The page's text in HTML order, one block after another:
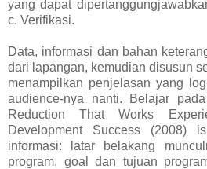
yang dapat
c. Verifikasi.
Data, informasi dan bahan
dari lapangan, kemudian disusun
menampilkan penjelasan yang
audience-nya nanti. Belajar
Reduction That Works
Development Success (2008)
informasi: latar belakang
program, goal dan tujuan